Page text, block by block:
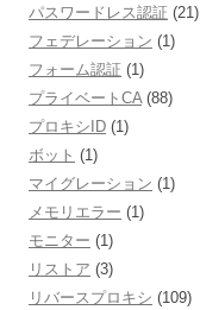
パスワードレス認証 (21)
フェデレーション (1)
フォーム認証 (1)
プライベートCA (88)
プロキシID (1)
ボット (1)
マイグレーション (1)
メモリエラー (1)
モニター (1)
リストア (3)
リバースプロキシ (109)